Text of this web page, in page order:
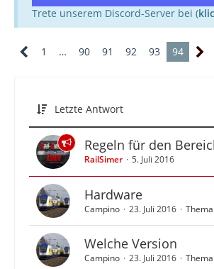
Trete unserem Discord-Server bei (
1 … 90 91 92 93 94
Letzte Antwort
Regeln für den
RailSimer 5. Juli 2016
Hardware
Campino 23. Juli 2016
Welche Version
Campino 23. Juli 2016